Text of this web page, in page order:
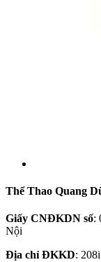
Thể Thao Quang
Giấy CNĐKDN số:
Nội
Địa chỉ ĐKKD: